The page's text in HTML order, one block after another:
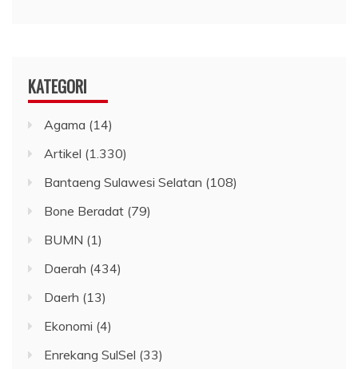
KATEGORI
Agama (14)
Artikel (1.330)
Bantaeng Sulawesi Selatan (108)
Bone Beradat (79)
BUMN (1)
Daerah (434)
Daerh (13)
Ekonomi (4)
Enrekang SulSel (33)